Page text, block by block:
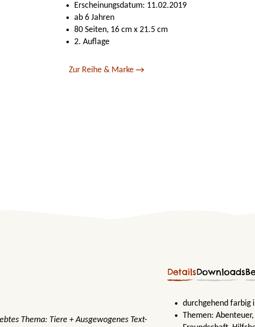
Erscheinungsdatum: 11.02.2019
ab 6 Jahren
80 Seiten, 16 cm x 21.5 cm
2. Auflage
Zur Reihe & Marke
Thema: Tiere + Ausgewogenes Text-
DetailsDownloads
durchgehend farbig
Themen: Abenteuer